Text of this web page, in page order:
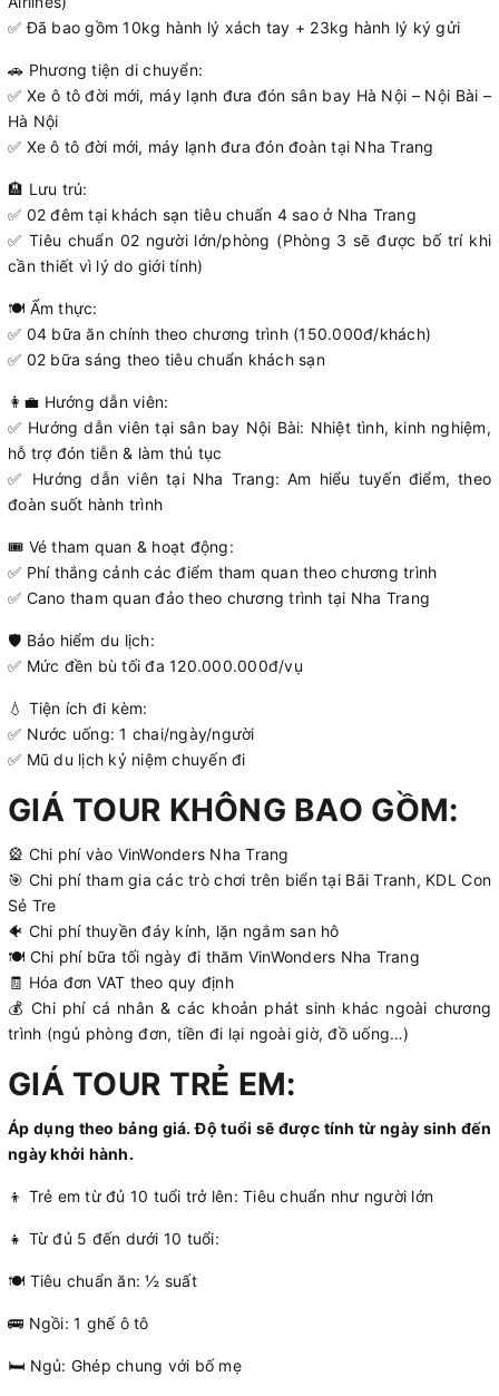
✅ Đã bao gồm 10kg hành lý xách tay + 23kg hành lý ký gửi
🚗 Phương tiện di chuyển:
✅ Xe ô tô đời mới, máy lạnh đưa đón sân bay Hà Nội – Nội Bài –
Hà Nội
✅ Xe ô tô đời mới, máy lạnh đưa đón đoàn tại Nha Trang
🏨 Lưu trú:
✅ 02 đêm tại khách sạn tiêu chuẩn 4 sao ở Nha Trang
✅ Tiêu chuẩn 02 người lớn/phòng (Phòng 3 sẽ được bố trí khi
cần thiết vì lý do giới tính)
🍽 Ẩm thực:
✅ 04 bữa ăn chính theo chương trình (150.000đ/khách)
✅ 02 bữa sáng theo tiêu chuẩn khách sạn
👩‍💼 Hướng dẫn viên:
✅ Hướng dẫn viên tại sân bay Nội Bài: Nhiệt tình, kinh nghiệm,
hỗ trợ đón tiễn & làm thủ tục
✅ Hướng dẫn viên tại Nha Trang: Am hiểu tuyến điểm, theo
đoàn suốt hành trình
🎟 Vé tham quan & hoạt động:
✅ Phí thắng cảnh các điểm tham quan theo chương trình
✅ Cano tham quan đảo theo chương trình tại Nha Trang
🛡 Bảo hiểm du lịch:
✅ Mức đền bù tối đa 120.000.000đ/vụ
💧 Tiện ích đi kèm:
✅ Nước uống: 1 chai/ngày/người
✅ Mũ du lịch kỷ niệm chuyến đi
GIÁ TOUR KHÔNG BAO GỒM:
🎡 Chi phí vào VinWonders Nha Trang
🎯 Chi phí tham gia các trò chơi trên biển tại Bãi Tranh, KDL Con
Sẻ Tre
🐠 Chi phí thuyền đáy kính, lặn ngắm san hô
🍽 Chi phí bữa tối ngày đi thăm VinWonders Nha Trang
🧾 Hóa đơn VAT theo quy định
💰 Chi phí cá nhân & các khoản phát sinh khác ngoài chương
trình (ngủ phòng đơn, tiền đi lại ngoài giờ, đồ uống…)
GIÁ TOUR TRẺ EM:
Áp dụng theo bảng giá. Độ tuổi sẽ được tính từ ngày sinh đến
ngày khởi hành.
👦 Trẻ em từ đủ 10 tuổi trở lên: Tiêu chuẩn như người lớn
👧 Từ đủ 5 đến dưới 10 tuổi:
🍽 Tiêu chuẩn ăn: ½ suất
🚌 Ngồi: 1 ghế ô tô
🛏 Ngủ: Ghép chung với bố mẹ